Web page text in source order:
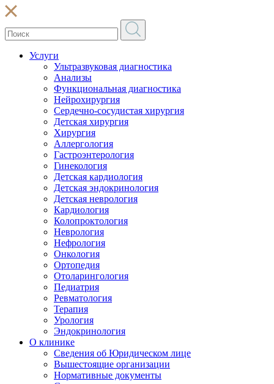
Услуги
Ультразвуковая диагностика
Анализы
Функциональная диагностика
Нейрохирургия
Сердечно-сосудистая хирургия
Детская хирургия
Хирургия
Аллергология
Гастроэнтерология
Гинекология
Детская кардиология
Детская эндокринология
Детская неврология
Кардиология
Колопроктология
Неврология
Нефрология
Онкология
Ортопедия
Отоларингология
Педиатрия
Ревматология
Терапия
Урология
Эндокринология
О клинике
Сведения об Юридическом лице
Вышестоящие организации
Нормативные документы